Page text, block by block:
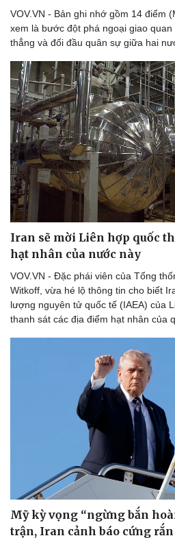
Lịch thi đấu bóng đá
Thế giới thể thao
eSports
Hậu trường
Ô
Ô
VOV.VN - Bản ghi nhớ gồm 14 điểm
xem là bước đột phá ngoại giao
thẳng và đối đầu quân sự giữa hai
Iran sẽ mời Liên hợp quốc
hạt nhân của nước này
VOV.VN - Đặc phái viên của Tổng
Witkoff, vừa hé lộ thông tin cho biết
lượng nguyên tử quốc tế (IAEA) của
thanh sát các địa điểm hạt nhân của
Mỹ kỳ vọng “ngừng bắn
trận, Iran cảnh báo cứng rắn